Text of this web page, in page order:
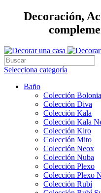
Decoración,
Selecciona categoría
Baño
Colección Bolonia
Colección Diva
Colección Kala
Colección Kala
Colección Kiro
Colección Mito
Colección Neox
Colección Nuba
Colección Plexo
Colección Plexo
Colección Rubí